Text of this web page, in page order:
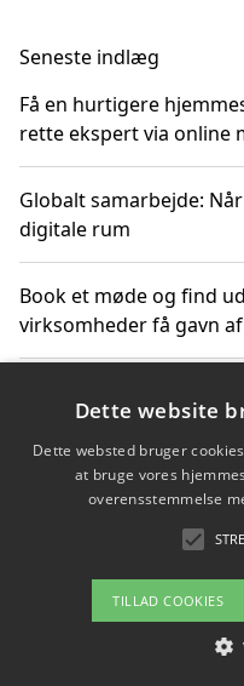
Seneste indlæg
Få en hurtigere
rette ekspert via online
Globalt samarbejde:
digitale rum
Book et møde og find
virksomheder få gavn
får du indgår et
Hold et møde med en
mest professionelle til
Copyright
Om / kontakt
Dette website
Dette websted bruger
at bruge vores
overensstemmelse
TILLAD COOKIES